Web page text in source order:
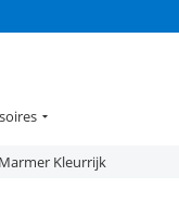
Kleurrijk